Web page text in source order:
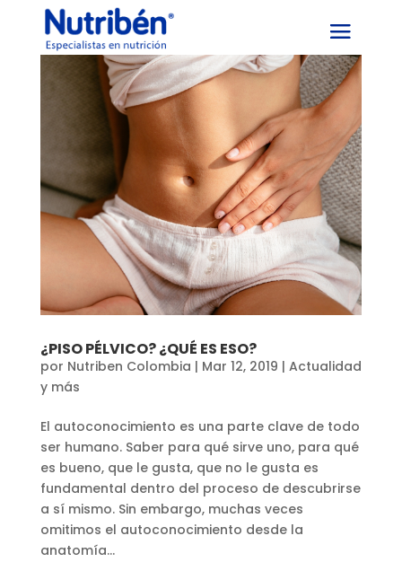
¿PISO PÉLVICO? ¿QUÉ ES ESO?
por Nutriben Colombia | Mar 12, 2019 | Actualidad
y más
El autoconocimiento es una parte clave de todo
ser humano. Saber para qué sirve uno, para qué
es bueno, que le gusta, que no le gusta es
fundamental dentro del proceso de descubrirse
a sí mismo. Sin embargo, muchas veces
omitimos el autoconocimiento desde la
anatomía...